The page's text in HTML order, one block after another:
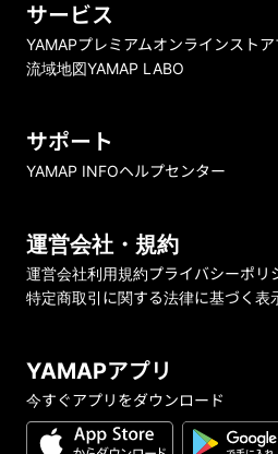
サービス
YAMAPプレミアムオンラインストア
流域地図YAMAP LABO
サポート
YAMAP INFOヘルプセンター
運営会社・規約
運営会社利用規約プライバシーポリ
特定商取引に関する法律に基づく表
YAMAPアプリ
今すぐアプリをダウンロード